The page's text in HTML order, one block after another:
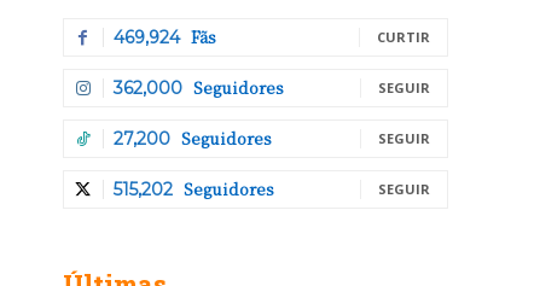
469,924 Fãs CURTIR
362,000 Seguidores SEGUIR
27,200 Seguidores SEGUIR
515,202 Seguidores SEGUIR